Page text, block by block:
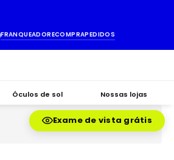
FRANQUEADORECOMPRAPEDIDOS
Óculos de sol Nossas lojas
Exame de vista grátis